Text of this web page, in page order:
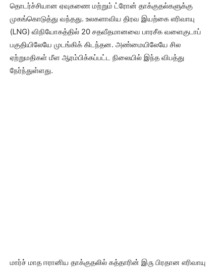
தொடர்ச்சியான ஏவுகணை மற்றும் ட்ரோன் தாக்குதல்களுக்கு
முகங்கொடுத்து வந்தது. உலகளாவிய திரவ இயற்கை எரிவாயு
(LNG) விநியோகத்தில் 20 சதவீதமானவை பாரசீக வளைகுடாப்
பகுதியிலேயே முடங்கிக் கிடந்தன. அண்மையிலேயே சில
ஏற்றுமதிகள் மீள ஆரம்பிக்கப்பட்ட நிலையில் இந்த விபத்து
நேர்ந்துள்ளது.
மார்ச் மாத ஈரானிய தாக்குதலில் கத்தாரின் இரு பிரதான எரிவாயு